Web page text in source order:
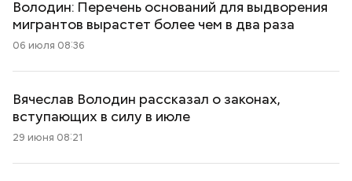
Володин: Перечень оснований для выдворения
мигрантов вырастет более чем в два раза
06 июля 08:36
Вячеслав Володин рассказал о законах,
вступающих в силу в июле
29 июня 08:21